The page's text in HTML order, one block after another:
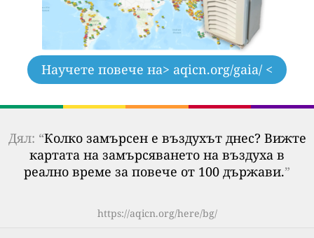
Научете повече на> aqicn.org/gaia/ <
Дял: “Колко замърсен е въздухът днес? Вижте
картата на замърсяването на въздуха в
реално време за повече от 100 държави.”
https://aqicn.org/here/bg/